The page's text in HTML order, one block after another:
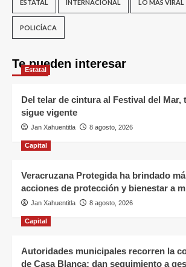
ESTATAL INTERNACIONAL LO MÁS VIRAL
POLICÍACA
Te pueden interesar
Estatal
Del telar de cintura al Festival del Mar,
sigue vigente
Jan Xahuentitla 8 agosto, 2026
Capital
Veracruzana Protegida ha brindado
acciones de protección y bienestar a
Jan Xahuentitla 8 agosto, 2026
Capital
Autoridades municipales recorren la
de Casa Blanca; dan seguimiento a